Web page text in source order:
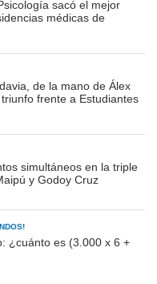
sacó el mejor
médicas de
de la mano de Álex
frente a Estudiantes
simultáneos en la triple
y Godoy Cruz
¿cuánto es (3.000 x 6 +